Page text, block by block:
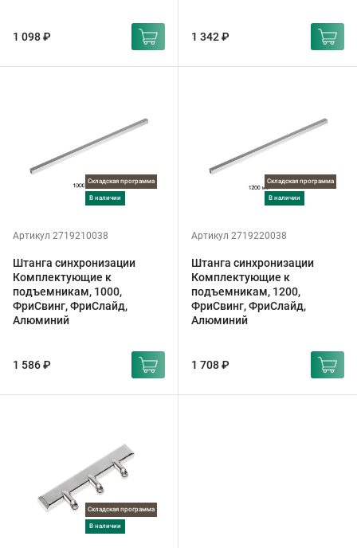
1 098 ₽ 1 342 ₽
Складская программа
в наличии
Артикул 2719210038
Штанга синхронизации
Комплектующие к
подъемникам, 1000,
ФриСвинг, ФриСлайд,
Алюминий
1 586 ₽
Складская программа
в наличии
Артикул 2719220038
Штанга синхронизации
Комплектующие к
подъемникам, 1200,
ФриСвинг, ФриСлайд,
Алюминий
1 708 ₽
Складская программа
в наличии